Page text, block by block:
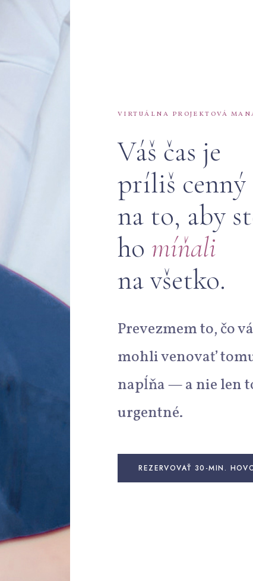
VIRTUÁLNA PROJEKTOVÁ
Váš čas je
príliš cenný
na to, aby
ho míňali
na všetko.
Prevezmem to, čo
mohli venovať
napĺňa — a nie len
urgentné.
REZERVOVAŤ 30-MIN.